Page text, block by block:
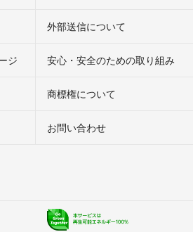
外部送信について
ジ 安心・安全のための取り組み
商標権について
お問い合わせ